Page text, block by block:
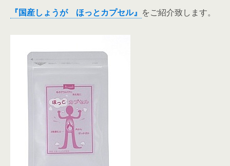
『国産しょうが ほっとカプセル』 をご紹介致します。